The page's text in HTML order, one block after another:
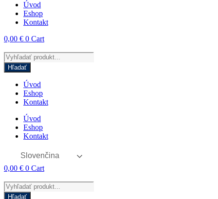
Úvod
Eshop
Kontakt
0,00 € 0 Cart
Products
search
Hľadať
Úvod
Eshop
Kontakt
Úvod
Eshop
Kontakt
Slovenčina
0,00 € 0 Cart
Products
search
Hľadať